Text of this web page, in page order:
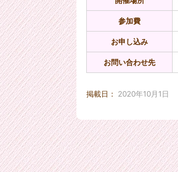
参加費
お申し込み
お問い合わせ先
掲載日： 2020年10月1日